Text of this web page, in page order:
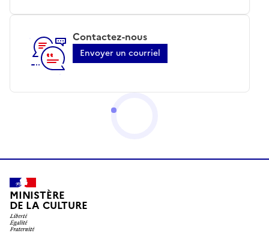
Contactez-nous
Envoyer un courriel
MINISTÈRE
DE LA CULTURE